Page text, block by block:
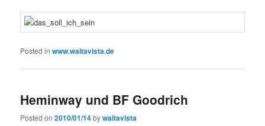
Posted in www.waltavista.de
Heminway und BF Goodrich
Posted on2010/01/14bywaltavista